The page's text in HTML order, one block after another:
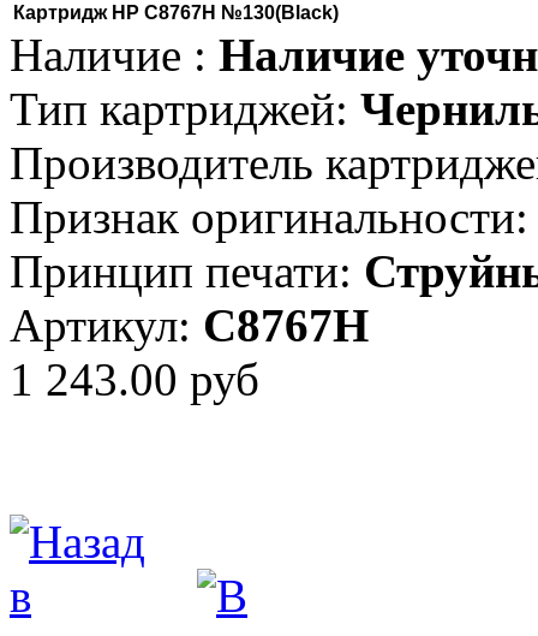
Картридж HP C8767H №130(Black)
Наличие : Наличие
Тип картриджей:
Производитель
Признак оригинальности:
Принцип печати:
Артикул: C8767H
1 243.00 руб